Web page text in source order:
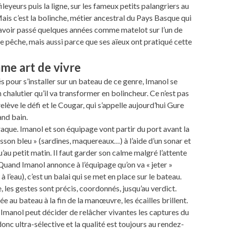
puis la ligne, sur les fameux petits palangriers au
c’est la bolinche, métier ancestral du Pays Basque qui
passé quelques années comme matelot sur l’un de
pêche, mais aussi parce que ses aïeux ont pratiqué cette
art de vivre
s’installer sur un bateau de ce genre, Imanol se
qu’il va transformer en bolincheur. Ce n’est pas
le défi et le Cougar, qui s’appelle aujourd’hui Gure
bain.
Imanol et son équipage vont partir du port avant la
bleu » (sardines, maquereaux…) à l’aide d’un sonar et
petit matin. Il faut garder son calme malgré l’attente
Imanol annonce à l’équipage qu’on va « jeter »
c’est un balai qui se met en place sur le bateau.
les gestes sont précis, coordonnés, jusqu’au verdict.
au bateau à la fin de la manœuvre, les écailles brillent.
Imanol peut décider de relâcher vivantes les captures du
ultra-sélective et la qualité est toujours au rendez-